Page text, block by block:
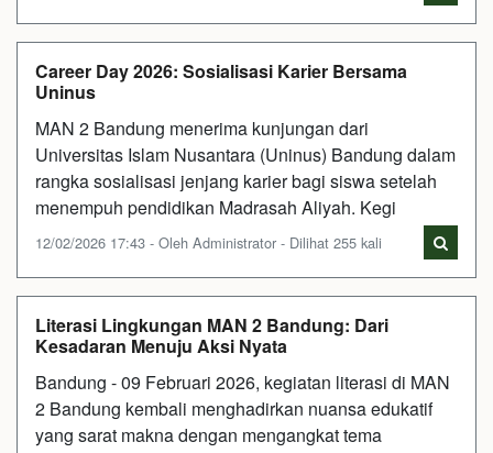
Career Day 2026: Sosialisasi Karier Bersama
Uninus
MAN 2 Bandung menerima kunjungan dari
Universitas Islam Nusantara (Uninus) Bandung dalam
rangka sosialisasi jenjang karier bagi siswa setelah
menempuh pendidikan Madrasah Aliyah. Kegi
12/02/2026 17:43 - Oleh Administrator - Dilihat 255 kali
Literasi Lingkungan MAN 2 Bandung: Dari
Kesadaran Menuju Aksi Nyata
Bandung - 09 Februari 2026, kegiatan literasi di MAN
2 Bandung kembali menghadirkan nuansa edukatif
yang sarat makna dengan mengangkat tema